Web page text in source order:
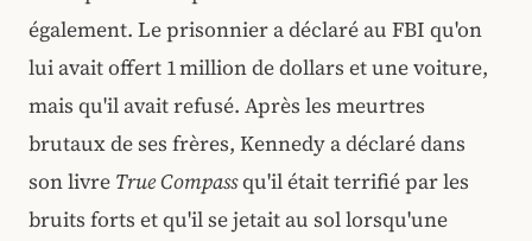
également. Le prisonnier a déclaré au FBI qu'on
lui avait offert 1 million de dollars et une voiture,
mais qu'il avait refusé. Après les meurtres
brutaux de ses frères, Kennedy a déclaré dans
son livre True Compassqu'il était terrifié par les
bruits forts et qu'il se jetait au sol lorsqu'une